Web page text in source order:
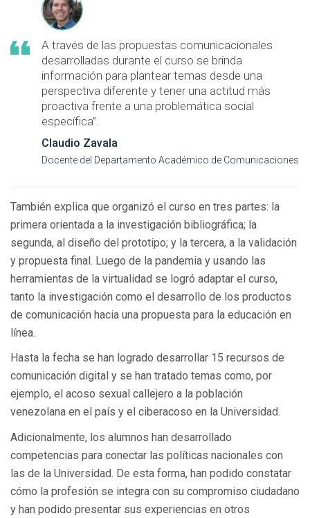
A través de las propuestas comunicacionales
desarrolladas durante el curso se brinda
información para plantear temas desde una
perspectiva diferente y tener una actitud más
proactiva frente a una problemática social
específica”.
Claudio Zavala
Docente del Departamento Académico de Comunicaciones
También explica que organizó el curso en tres partes: la
primera orientada a la investigación bibliográfica; la
segunda, al diseño del prototipo; y la tercera, a la validación
y propuesta final. Luego de la pandemia y usando las
herramientas de la virtualidad se logró adaptar el curso,
tanto la investigación como el desarrollo de los productos
de comunicación hacia una propuesta para la educación en
línea.
Hasta la fecha se han logrado desarrollar 15 recursos de
comunicación digital y se han tratado temas como, por
ejemplo, el acoso sexual callejero a la población
venezolana en el país y el ciberacoso en la Universidad.
Adicionalmente, los alumnos han desarrollado
competencias para conectar las políticas nacionales con
las de la Universidad. De esta forma, han podido constatar
cómo la profesión se integra con su compromiso ciudadano
y han podido presentar sus experiencias en otros